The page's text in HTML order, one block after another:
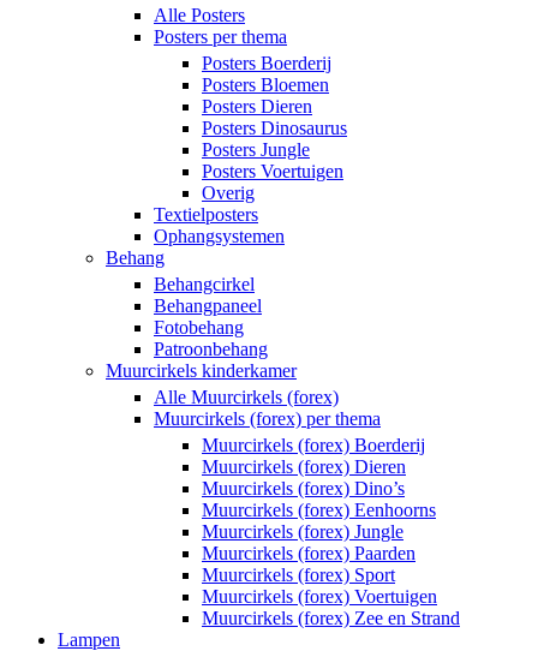
Alle Posters
Posters per thema
Posters Boerderij
Posters Bloemen
Posters Dieren
Posters Dinosaurus
Posters Jungle
Posters Voertuigen
Overig
Textielposters
Ophangsystemen
Behang
Behangcirkel
Behangpaneel
Fotobehang
Patroonbehang
Muurcirkels kinderkamer
Alle Muurcirkels (forex)
Muurcirkels (forex) per thema
Muurcirkels (forex) Boerderij
Muurcirkels (forex) Dieren
Muurcirkels (forex) Dino’s
Muurcirkels (forex) Eenhoorns
Muurcirkels (forex) Jungle
Muurcirkels (forex) Paarden
Muurcirkels (forex) Sport
Muurcirkels (forex) Voertuigen
Muurcirkels (forex) Zee en Strand
Lampen